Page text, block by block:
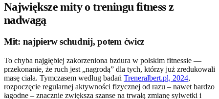
Największe mity o treningu fitness z
nadwagą
Mit: najpierw schudnij, potem ćwicz
To chyba najgłębiej zakorzeniona bzdura w polskim fitnessie —
przekonanie, że ruch jest „nagrodą” dla tych, którzy już zredukowali
masę ciała. Tymczasem według badań Treneralbert.pl, 2024,
rozpoczęcie regularnej aktywności fizycznej od razu – nawet bardzo
łagodne – znacznie zwiększa szanse na trwałą zmianę sylwetki i